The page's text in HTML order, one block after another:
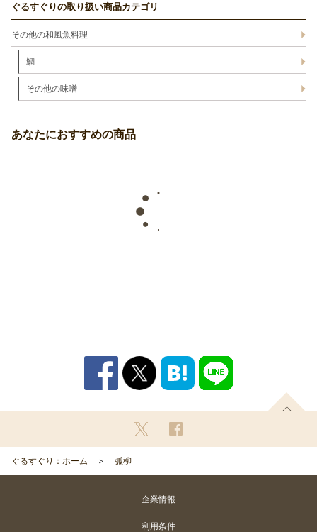
ぐるすぐりの取り扱い商品カテゴリ
その他の和風魚料理
鯛
その他の味噌
あなたにおすすめの商品
ぐるすぐり：ホーム 弧柳
企業情報
利用条件